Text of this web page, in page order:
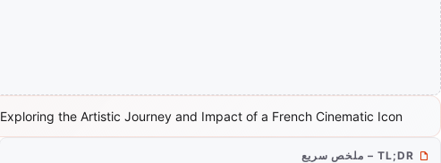
Exploring the Artistic Journey and Impact of a French Cinematic Icon
TL;DR – ملخص سريع